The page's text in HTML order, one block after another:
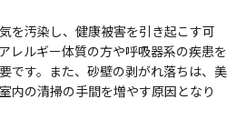
を汚染し、健康被害を引き起こす可
レルギー体質の方や呼吸器系の疾患を
です。また、砂壁の剥がれ落ちは、美
内の清掃の手間を増やす原因となり